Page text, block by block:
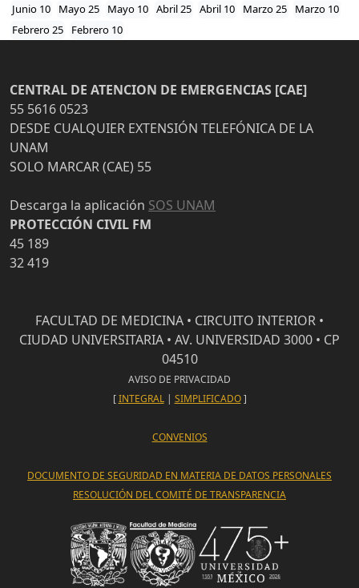
Junio 10
Mayo 25 Mayo 10 Abril 25 Abril 10 Marzo 25
Marzo 10
Febrero 25
Febrero 10
CENTRAL DE ATENCION DE EMERGENCIAS [CAE]
55 5616 0523
DESDE CUALQUIER EXTENSIÓN TELEFÓNICA DE LA
UNAM
SOLO MARCAR (CAE) 55
Descarga la aplicación SOS UNAM
PROTECCIÓN CIVIL FM
45 189
32 419
FACULTAD DE MEDICINA • CIRCUITO INTERIOR •
CIUDAD UNIVERSITARIA • AV. UNIVERSIDAD 3000 • CP
04510
AVISO DE PRIVACIDAD
[INTEGRAL| SIMPLIFICADO]
CONVENIOS
DOCUMENTO DE SEGURIDAD EN MATERIA DE DATOS PERSONALES
RESOLUCIÓN DEL COMITÉ DE TRANSPARENCIA